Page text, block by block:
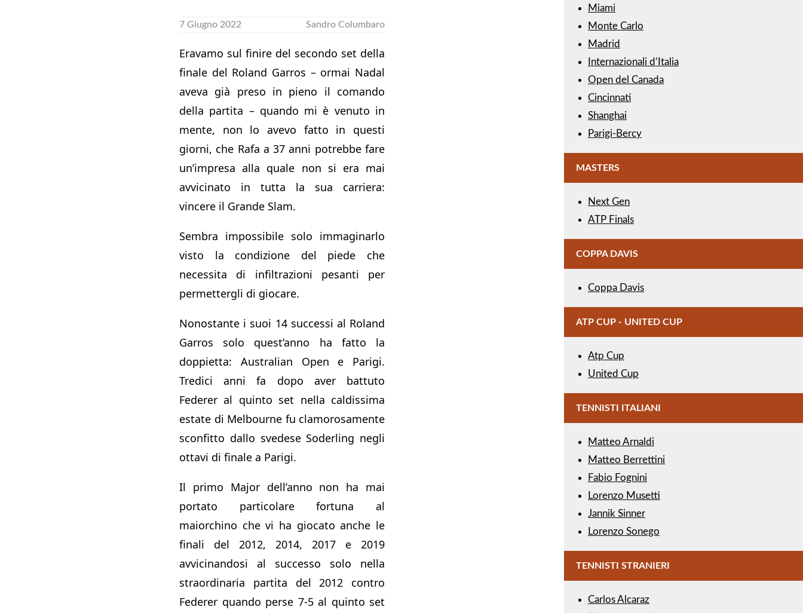
7 Giugno 2022 Sandro Columbaro
Eravamo sul finire del secondo set della
finale del Roland Garros – ormai Nadal
aveva già preso in pieno il comando
della partita – quando mi è venuto in
mente, non lo avevo fatto in questi
giorni, che Rafa a 37 anni potrebbe fare
un’impresa alla quale non si era mai
avvicinato in tutta la sua carriera:
vincere il Grande Slam.
Sembra impossibile solo immaginarlo
visto la condizione del piede che
necessita di infiltrazioni pesanti per
permettergli di giocare.
Nonostante i suoi 14 successi al Roland
Garros solo quest’anno ha fatto la
doppietta: Australian Open e Parigi.
Tredici anni fa dopo aver battuto
Federer al quinto set nella caldissima
estate di Melbourne fu clamorosamente
sconfitto dallo svedese Soderling negli
ottavi di finale a Parigi.
Il primo Major dell’anno non ha mai
portato particolare fortuna al
maiorchino che vi ha giocato anche le
finali del 2012, 2014, 2017 e 2019
avvicinandosi al successo solo nella
straordinaria partita del 2012 contro
Federer quando perse 7-5 al quinto set
Miami
Monte Carlo
Madrid
Internazionali d’Italia
Open del Canada
Cincinnati
Shanghai
Parigi-Bercy
MASTERS
Next Gen
ATP Finals
COPPA DAVIS
Coppa Davis
ATP CUP - UNITED CUP
Atp Cup
United Cup
TENNISTI ITALIANI
Matteo Arnaldi
Matteo Berrettini
Fabio Fognini
Lorenzo Musetti
Jannik Sinner
Lorenzo Sonego
TENNISTI STRANIERI
Carlos Alcaraz